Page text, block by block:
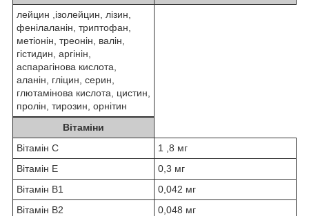
лейцин ,ізолейцин, лізин,
фенілаланін, триптофан,
метіонін, треонін, валін,
гістидин, аргінін,
аспарагінова кислота,
аланін, гліцин, серин,
глютамінова кислота, цистин,
пролін, тирозин, орнітин
Вітаміни
Вітамін С
1 ,8 мг
Вітамін E
0,3 мг
Вітамін B1
0,042 мг
Вітамін B2
0,048 мг